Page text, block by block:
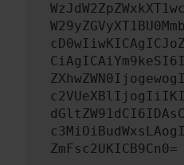
ZmFsc2UKICB9Cn0=